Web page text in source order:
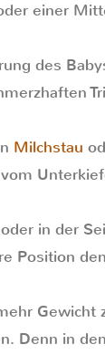
einer
des
Milchstau
in der
Position
Gewicht
Denn in